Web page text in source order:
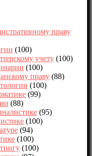
праву
(100)
учету (100)
(100)
праву (88)
(100)
(99)
(88)
(95)
(100)
(94)
(100)
(100)